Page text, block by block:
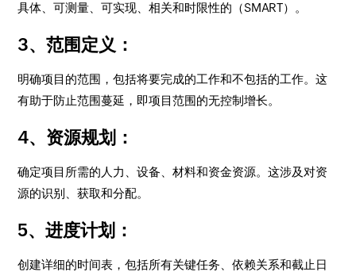
具体、可测量、可实现、相关和时限性的（SMART）。
3、范围定义：
明确项目的范围，包括将要完成的工作和不包括的工作。这
有助于防止范围蔓延，即项目范围的无控制增长。
4、资源规划：
确定项目所需的人力、设备、材料和资金资源。这涉及对资
源的识别、获取和分配。
5、进度计划：
创建详细的时间表，包括所有关键任务、依赖关系和截止日